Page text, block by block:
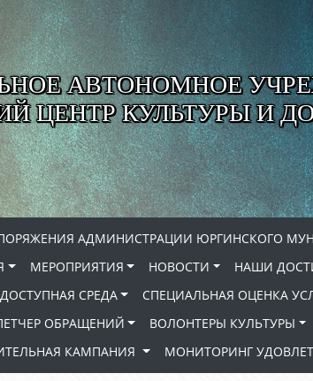
АВТОНОМНОЕ
ЦЕНТР КУЛЬТУРЫ И
АДМИНИСТРАЦИИ ЮРГИНСКОГО
МЕРОПРИЯТИЯ НОВОСТИ НАШИ
ДОСТУПНАЯ СРЕДА СПЕЦИАЛЬНАЯ ОЦЕНКА
ОБРАЩЕНИЙ ВОЛОНТЕРЫ КУЛЬТУРЫ
КАМПАНИЯ МОНИТОРИНГ